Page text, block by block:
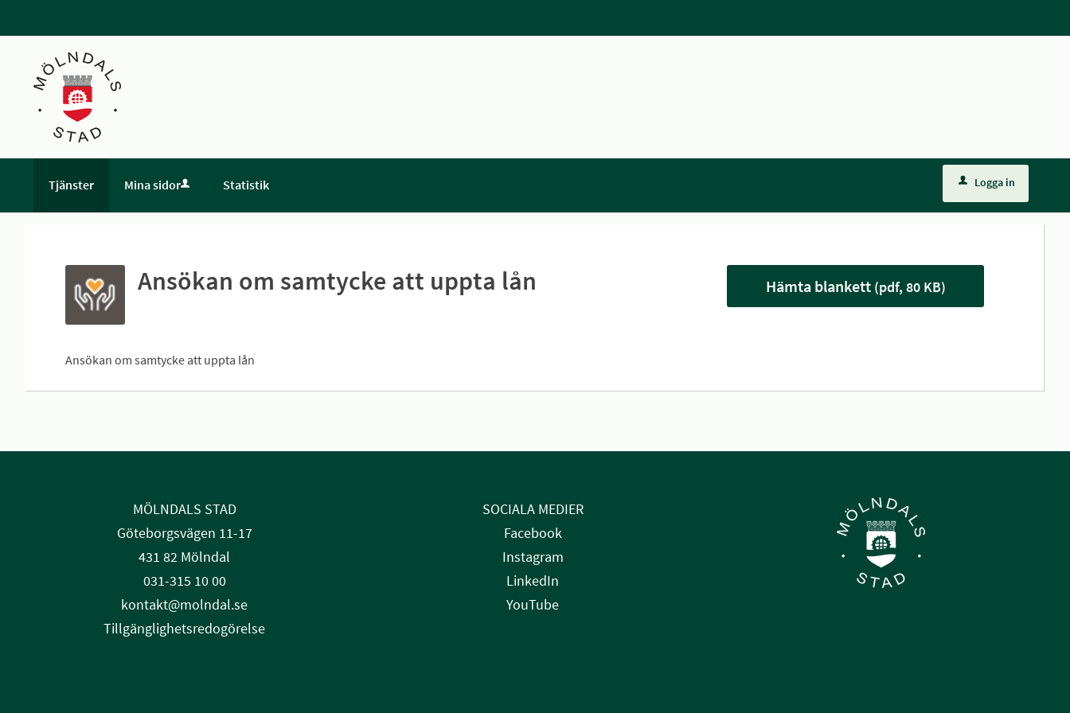
Tjänster Mina sidor Statistik Logga in
Ansökan om samtycke att uppta lån
Ansökan om samtycke att uppta lån
Hämta blankett(pdf, 80 KB)
MÖLNDALS STAD
Göteborgsvägen 11-17
431 82 Mölndal
031-315 10 00
kontakt@molndal.se
Tillgänglighetsredogörelse
SOCIALA MEDIER
Facebook
Instagram
LinkedIn
YouTube